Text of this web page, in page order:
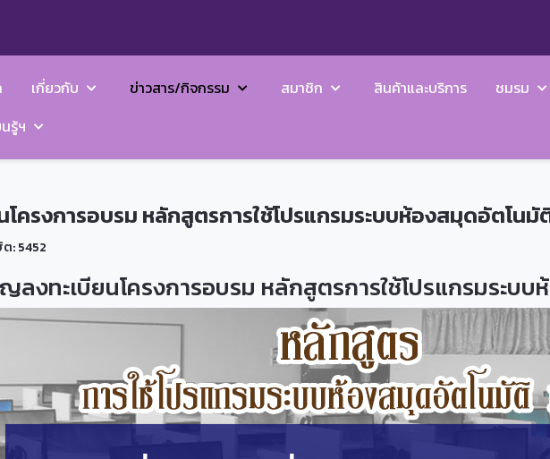
เกี่ยวกับ ข่าวสาร/กิจกรรม สมาชิก สินค้าและบริการ ชมรม
รู้ฯ
ครงการอบรม หลักสูตรการใช้โปรแกรมระบบห้องสมุดอัตโนมั
: 5452
ลงทะเบียนโครงการอบรม หลักสูตรการใช้โปรแกรมระบ